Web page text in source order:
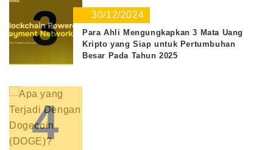
3 30/12/2024
Para Ahli Mengungkapkan 3 Mata Uang
Kripto yang Siap untuk Pertumbuhan
Besar Pada Tahun 2025
4